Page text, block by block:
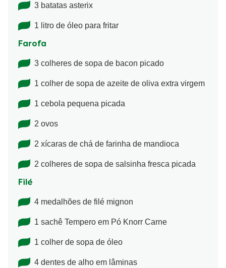
3 batatas asterix
1 litro de óleo para fritar
Farofa
3 colheres de sopa de bacon picado
1 colher de sopa de azeite de oliva extra virgem
1 cebola pequena picada
2 ovos
2 xícaras de chá de farinha de mandioca
2 colheres de sopa de salsinha fresca picada
Filé
4 medalhões de filé mignon
1 sachê Tempero em Pó Knorr Carne
1 colher de sopa de óleo
4 dentes de alho em lâminas